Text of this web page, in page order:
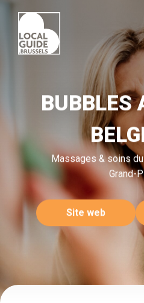
BUBBLES
Massages & soins
Grand-
Site web